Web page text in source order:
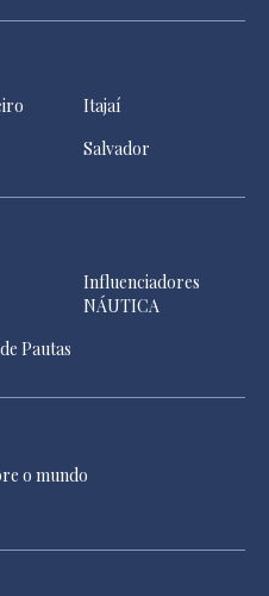
Itajaí
Salvador
Influenciadores
NÁUTICA
Pautas
o mundo